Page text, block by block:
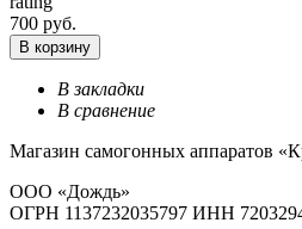
700 руб.
В корзину
В закладки
В сравнение
Магазин самогонных аппаратов
ООО «Дождь»
ОГРН 1137232035797 ИНН